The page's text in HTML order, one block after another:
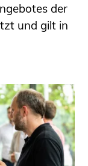
der
und gilt in